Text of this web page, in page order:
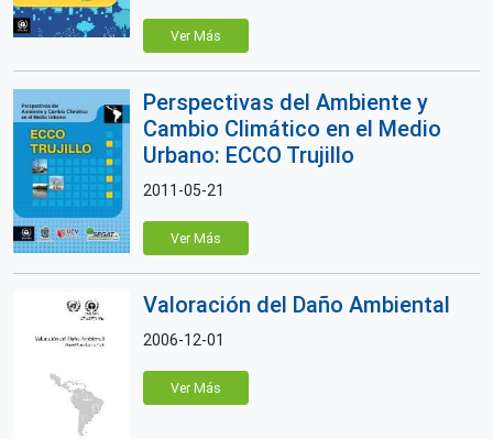
Ver Más
Perspectivas del Ambiente y
Cambio Climático en el Medio
Urbano: ECCO Trujillo
2011-05-21
Ver Más
Valoración del Daño Ambiental
2006-12-01
Ver Más